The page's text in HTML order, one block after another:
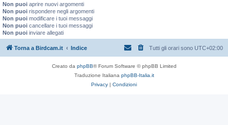
Non puoi aprire nuovi argomenti
Non puoi rispondere negli argomenti
Non puoi modificare i tuoi messaggi
Non puoi cancellare i tuoi messaggi
Non puoi inviare allegati
Torna a Birdcam.it Indice Tutti gli orari sono UTC+02:00
Creato da phpBB® Forum Software © phpBB Limited
Traduzione Italiana phpBB-Italia.it
Privacy | Condizioni